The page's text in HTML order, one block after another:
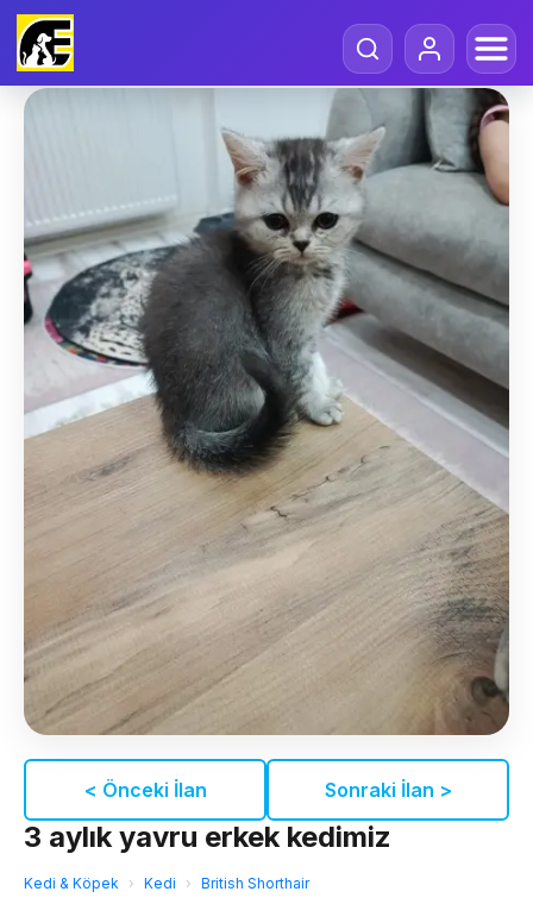
< Önceki İlan Sonraki İlan >
3 aylık yavru erkek kedimiz
Kedi & Köpek › Kedi › British Shorthair